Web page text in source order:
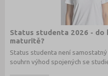
Status studenta 2026 - do
maturitě?
Status studenta není
souhrn výhod spojených se